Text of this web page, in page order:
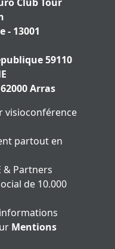
Club Tour
- 13001
59110
Arras
visioconférence
partout en
& Partners
de 10.000
Mentions